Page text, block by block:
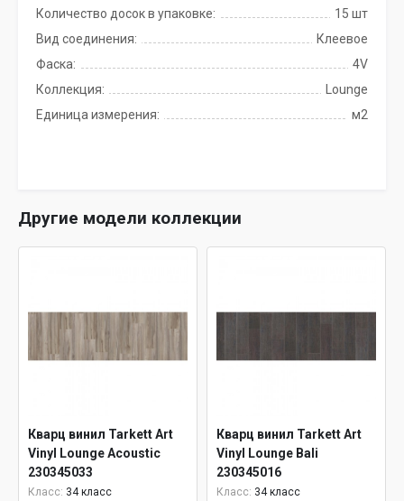
Количество досок в упаковке:
15 шт
Вид соединения:
Клеевое
Фаска:
4V
Коллекция:
Lounge
Единица измерения:
м2
Другие модели коллекции
Кварц винил Tarkett Art
Vinyl Lounge Acoustic
230345033
Класс: 34 класс
Кварц винил Tarkett Art
Vinyl Lounge Bali
230345016
Класс: 34 класс